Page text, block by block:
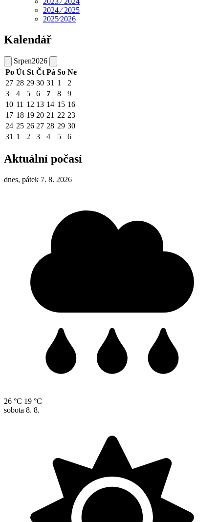
2024 ⁄ 2025
2025⁄2026
Kalendář
Srpen2026
Po Út St Čt Pá So Ne
27 28 29 30 31 1
2
3
4 5 6 7 8
9
10 11 12 13 14 15 16
17 18 19 20 21 22 23
24 25 26 27 28 29 30
31 1 2 3 4 5 6
Aktuální počasí
dnes, pátek 7. 8. 2026
26 °C 19 °C
sobota 8. 8.